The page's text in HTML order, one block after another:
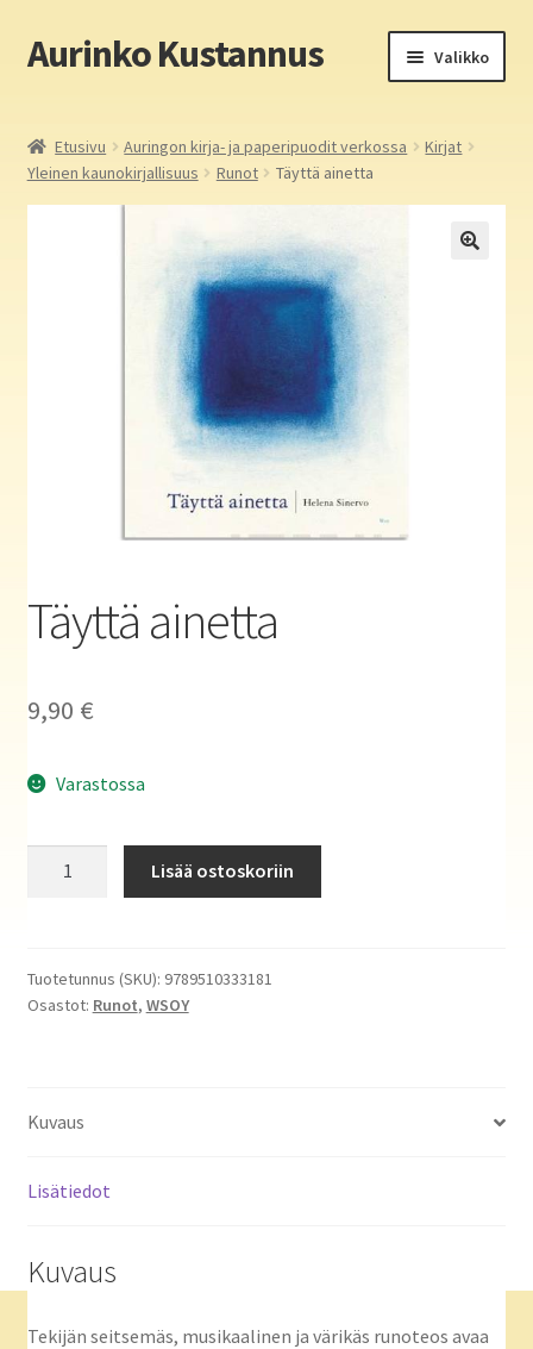
Siirry
navigointiin
Siirry
sisältöön
Aurinko Kustannus Valikko
Yritys
Aurinko Kustannus: kirjat
Auringon kirja- ja paperipuodit verkossa
Etusivu Auringon kirja- ja paperipuodit verkossa
Kirjat
Yleinen kaunokirjallisuus
Runot Täyttä ainetta
Täyttä ainetta
9,90 €
Varastossa
Lisää ostoskoriin
Tuotetunnus (SKU): 9789510333181
Osastot: Runot, WSOY
Kuvaus
Lisätiedot
Kuvaus
Tekijän seitsemäs, musikaalinen ja värikäs runoteos avaa